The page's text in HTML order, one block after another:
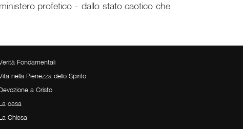
profetico - dallo stato caotico che
Fondamentali
nella Pienezza dello Spirito
a Cristo
casa
Chiesa